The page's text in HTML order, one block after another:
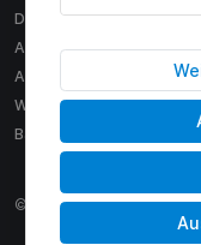
Datenschutz
AGB
AEB
Widerruf
Barrierefreiheit
© 2009 - 2026 H2 Motors